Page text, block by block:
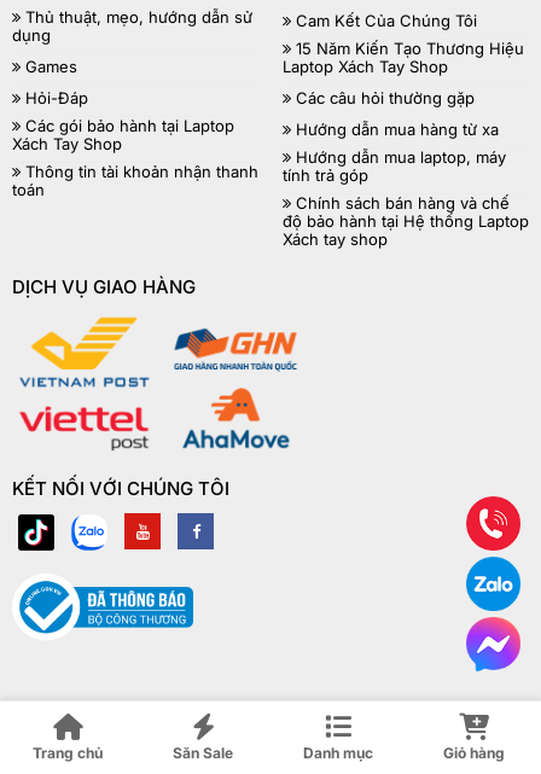
Thủ thuật, mẹo, hướng dẫn sử
dụng
Games
Hỏi-Đáp
Các gói bảo hành tại Laptop
Xách Tay Shop
Thông tin tài khoản nhận thanh
toán
Cam Kết Của Chúng Tôi
15 Năm Kiến Tạo Thương Hiệu
Laptop Xách Tay Shop
Các câu hỏi thường gặp
Hướng dẫn mua hàng từ xa
Hướng dẫn mua laptop, máy
tính trả góp
Chính sách bán hàng và chế
độ bảo hành tại Hệ thống Laptop
Xách tay shop
DỊCH VỤ GIAO HÀNG
KẾT NỐI VỚI CHÚNG TÔI
© Copyright Laptop Xách Tay Shop 2018 | ® Bản quyền website này
thuộc về Laptop Xách Tay Shop
Trang chủ Săn Sale Danh mục Giỏ hàng